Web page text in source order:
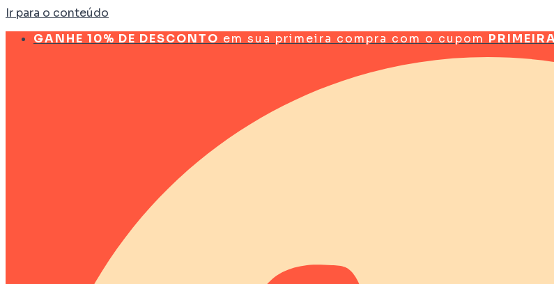
Ir para o conteúdo
GANHE 10% DE DESCONTO em sua primeira compra com o cupom